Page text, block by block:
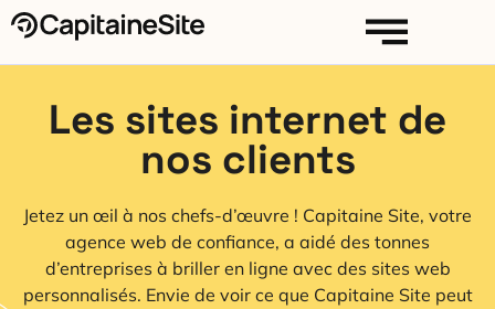
Les sites internet de
nos clients
Jetez un œil à nos chefs-d’œuvre ! Capitaine Site, votre
agence web de confiance, a aidé des tonnes
d’entreprises à briller en ligne avec des sites web
personnalisés. Envie de voir ce que Capitaine Site peut